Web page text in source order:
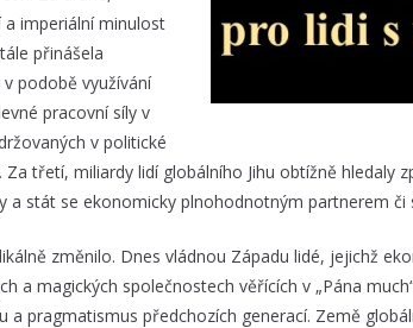
a imperiální minulost
přinášela
v podobě využívání
pracovní síly v
v politické
Za třetí, miliardy lidí globálního Jihu obtížně hledaly
a stát se ekonomicky plnohodnotným partnerem či
změnilo. Dnes vládnou Západu lidé, jejichž
a magických společnostech věřících v „Pána
a pragmatismus předchozích generací. Země